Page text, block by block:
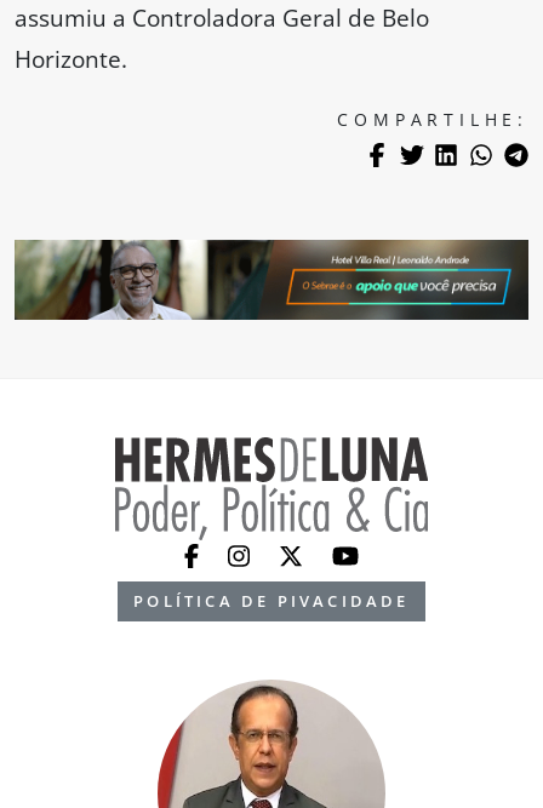
assumiu a Controladora Geral de Belo
Horizonte.
COMPARTILHE:
POLÍTICA DE PIVACIDADE